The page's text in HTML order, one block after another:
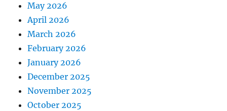
May 2026
April 2026
March 2026
February 2026
January 2026
December 2025
November 2025
October 2025